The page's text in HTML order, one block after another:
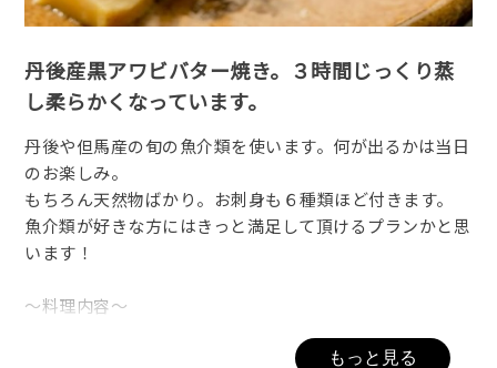
丹後産黒アワビバター焼き。３時間じっくり蒸
し柔らかくなっています。
丹後や但馬産の旬の魚介類を使います。何が出るかは当日
のお楽しみ。
もちろん天然物ばかり。お刺身も６種類ほど付きます。
魚介類が好きな方にはきっと満足して頂けるプランかと思
います！
～料理内容～
もっと見る